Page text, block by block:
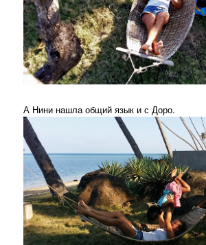
А Нини нашла общий язык и с Доро.